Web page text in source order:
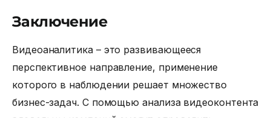
Заключение
Видеоаналитика – это развивающееся
перспективное направление, применение
которого в наблюдении решает множество
бизнес-задач. С помощью анализа видеоконтента